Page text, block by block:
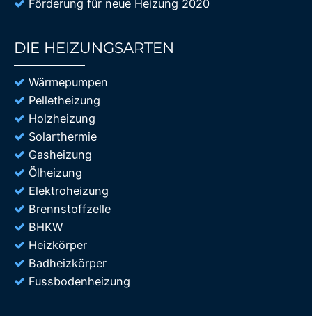
Förderung für neue Heizung 2020
DIE HEIZUNGSARTEN
Wärmepumpen
Pelletheizung
Holzheizung
Solarthermie
Gasheizung
Ölheizung
Elektroheizung
Brennstoffzelle
BHKW
Heizkörper
Badheizkörper
Fussbodenheizung